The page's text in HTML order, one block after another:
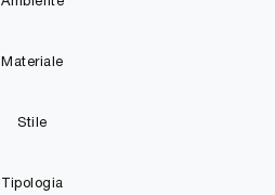
Materiale
Stile
Tipologia